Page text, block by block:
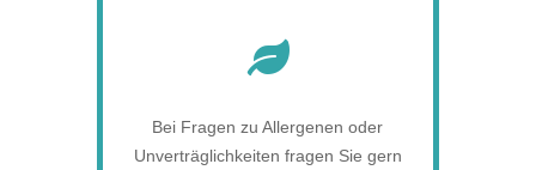

Bei Fragen zu Allergenen oder
Unverträglichkeiten fragen Sie gern